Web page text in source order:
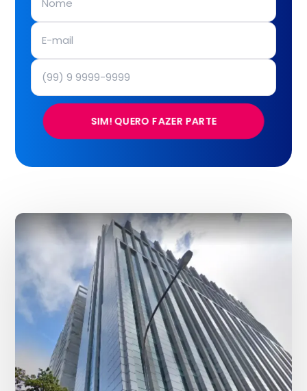
SIM! QUERO FAZER PARTE